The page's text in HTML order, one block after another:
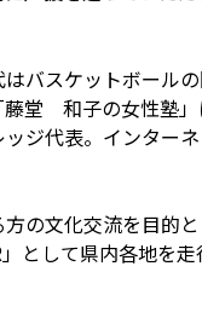
バスケットボールの
堂 和子の女性塾」
ジ代表。インター
の文化交流を目
として県内各地を